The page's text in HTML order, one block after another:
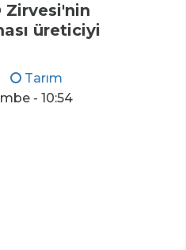
Zirvesi'nin
üreticiyi
Tarım
- 10:54